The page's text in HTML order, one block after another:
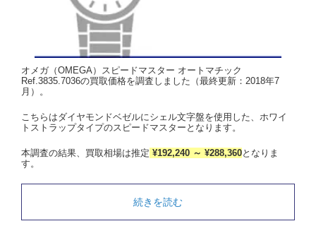
オメガ（OMEGA）スピードマスター オートマチック
Ref.3835.7036の買取価格を調査しました（最終更新：2018年7
月）。
こちらはダイヤモンドベゼルにシェル文字盤を使用した、ホワイ
トストラップタイプのスピードマスターとなります。
本調査の結果、買取相場は推定 ¥192,240 ～ ¥288,360となりま
す。
続きを読む